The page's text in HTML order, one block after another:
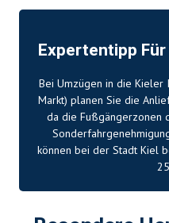
Expertentipp
Bei Umzügen in die Kieler
Markt) planen Sie die
da die Fußgängerzonen
können bei der Stadt Kiel